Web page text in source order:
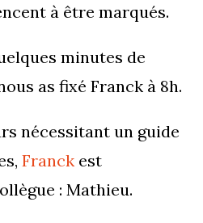
à être marqués.
minutes de
as fixé Franck à 8h.
nécessitant un guide
Franck est
: Mathieu.